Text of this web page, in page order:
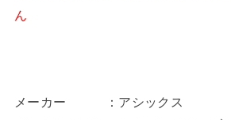
ん
メーカー ：アシックス